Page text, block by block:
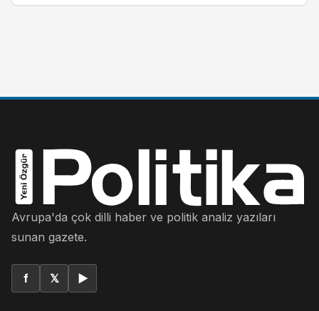
Avrupa'da çok dilli haber ve politik analiz yazıları
sunan gazete.
f 𝕏 ▶